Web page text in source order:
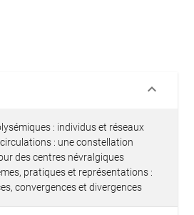
keyboard_arrow_down
: individus et réseaux
: une constellation
des centres névralgiques
pratiques et représentations :
convergences et divergences